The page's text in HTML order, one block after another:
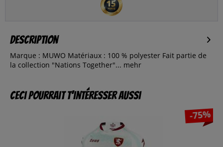
Description
Marque : MUWO Matériaux : 100 % polyester Fait partie de
la collection "Nations Together"... mehr
Ceci pourrait t’intéresser aussi
-75%